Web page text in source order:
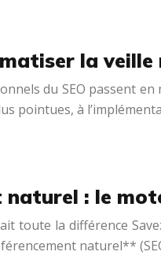
la veille
du SEO passent
pointues, à
naturel : le
toute la différence
naturel**